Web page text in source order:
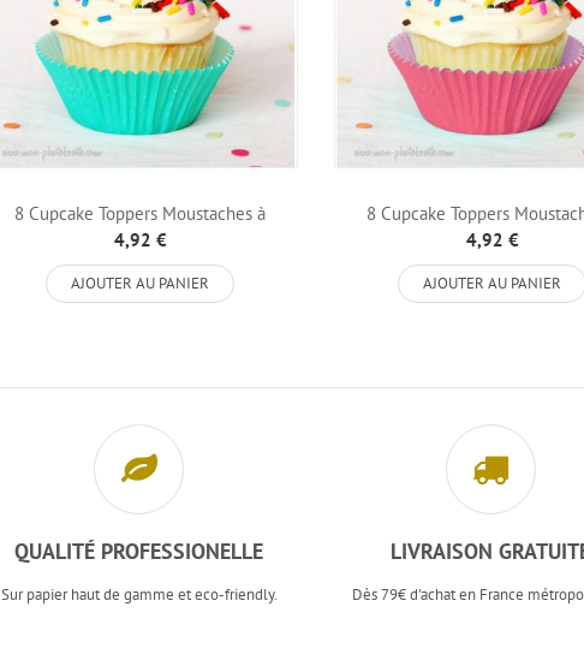
8 Cupcake Toppers Moustaches à
Paillettes Boy
4,92 €
AJOUTER AU PANIER
8 Cupcake Toppers
Paillettes...
4,92 €
AJOUTER AU PANIER
QUALITÉ PROFESSIONELLE
Sur papier haut de gamme et eco-friendly.
LIVRAISON
Dès 79€ d'achat en France